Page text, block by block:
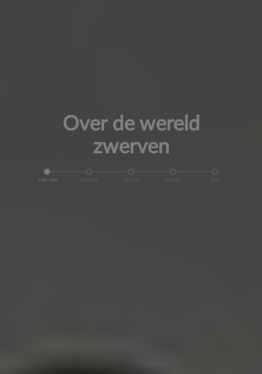
Over de wereld
zwerven